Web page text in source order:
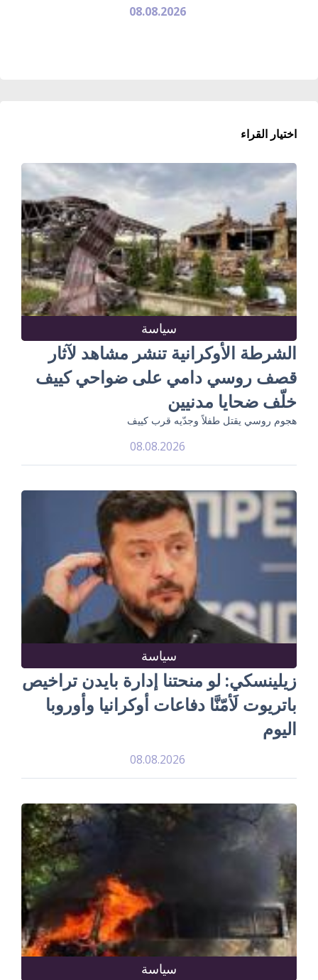
08.08.2026
اختيار القراء
سياسة
الشرطة الأوكرانية تنشر مشاهد لآثار
قصف روسي دامي على ضواحي كييف
خلّف ضحايا مدنيين
هجوم روسي يقتل طفلاً وجدّيه قرب كييف
08.08.2026
سياسة
زيلينسكي: لو منحتنا إدارة بايدن تراخيص
باتريوت لَأمّنَّا دفاعات أوكرانيا وأوروبا
اليوم
08.08.2026
سياسة